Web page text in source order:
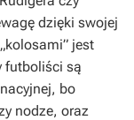
dzięki swojej
jest
futboliści są
bo
nodze, oraz